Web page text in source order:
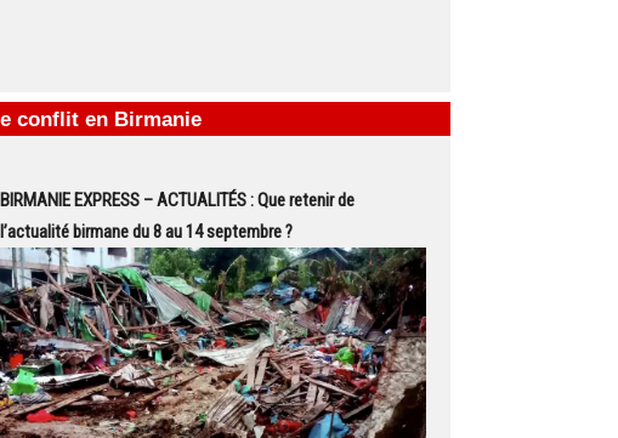
conflit en Birmanie
BIRMANIE EXPRESS – ACTUALITÉS : Que retenir de
l’actualité birmane du 8 au 14 septembre ?